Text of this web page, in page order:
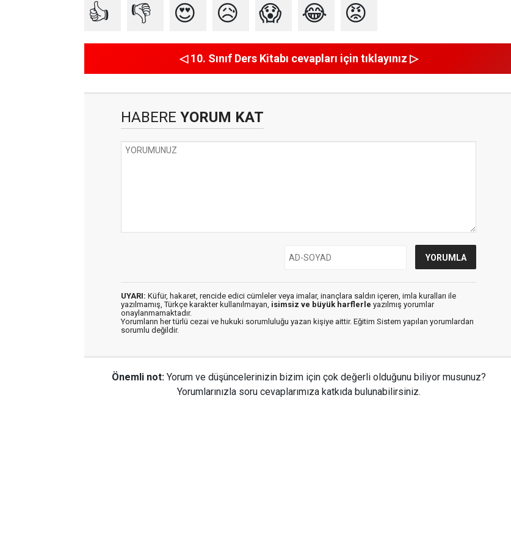
👍 👎 😍 😥 😱 😂 😡
◁ 10. Sınıf Ders Kitabı cevapları için tıklayınız ▷
HABERE YORUM KAT
UYARI: Küfür, hakaret, rencide edici cümleler veya imalar, inançlara saldırı içeren, imla kuralları ile
yazılmamış, Türkçe karakter kullanılmayan, isimsiz ve büyük harflerle yazılmış yorumlar
onaylanmamaktadır.
Yorumların her türlü cezai ve hukuki sorumluluğu yazan kişiye aittir. Eğitim Sistem yapılan yorumlardan
sorumlu değildir.
Önemli not: Yorum ve düşüncelerinizin bizim için çok değerli olduğunu biliyor musunuz?
Yorumlarınızla soru cevaplarımıza katkıda bulunabilirsiniz.